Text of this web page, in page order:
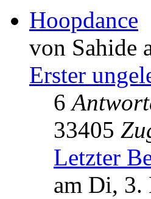
Hoopdance
von Sahide
Erster
6
33405
Letzter
am Di, 3.